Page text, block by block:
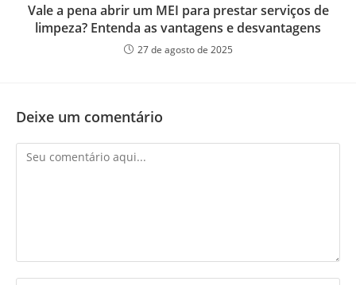
Vale a pena abrir um MEI para prestar serviços de
limpeza? Entenda as vantagens e desvantagens
27 de agosto de 2025
Deixe um comentário